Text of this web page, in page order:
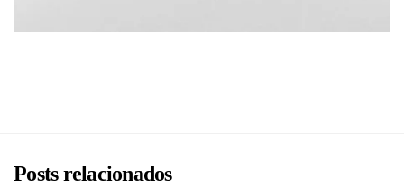
Posts relacionados